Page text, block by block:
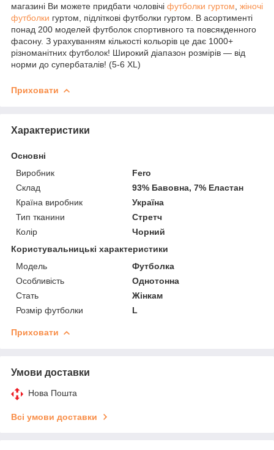
магазині Ви можете придбати чоловічі футболки гуртом жіночі
футболки гуртом, підліткові футболки гуртом. В асортименті
понад 200 моделей футболок спортивного та повсякденного
фасону. З урахуванням кількості кольорів це дає 1000+
різноманітних футболок! Широкий діапазон розмірів — від
норми до супербаталів! (5-6 XL)
Приховати
Характеристики
Основні
Виробник
Fero
Склад
93% Бавовна, 7% Еластан
Країна виробник
Україна
Тип тканини
Стретч
Колір
Чорний
Користувальницькі характеристики
Модель
Футболка
Особливість
Однотонна
Стать
Жінкам
Розмір футболки
L
Приховати
Умови доставки
Нова Пошта
Всі умови доставки